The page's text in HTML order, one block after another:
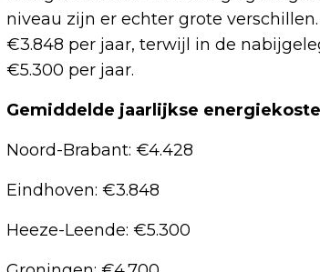
niveau zijn er echter grote
€3.848 per jaar, terwijl in de
€5.300 per jaar.
Gemiddelde jaarlijkse
Noord-Brabant: €4.428
Eindhoven: €3.848
Heeze-Leende: €5.300